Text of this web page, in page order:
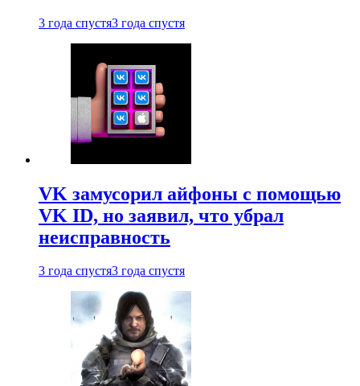
3 года спустя3 года спустя
VK замусорил айфоны с помощью
VK ID, но заявил, что убрал
неисправность
3 года спустя3 года спустя